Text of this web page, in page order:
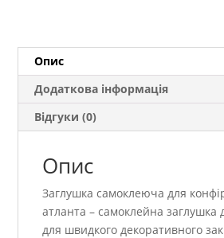
Опис
Додаткова інформація
Відгуки (0)
Опис
Заглушка самоклеюча для
атланта – самоклейна заглушка
для швидкого декоративного